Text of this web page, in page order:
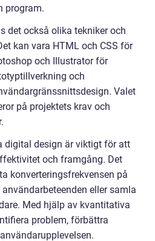
program.
det också olika tekniker och
kan vara HTML och CSS för
och Illustrator för
och
Valet
på projektets krav och
digital design är viktigt för att
och framgång. Det
konverteringsfrekvensen på
eller samla
Med hjälp av kvantitativa
problem, förbättra